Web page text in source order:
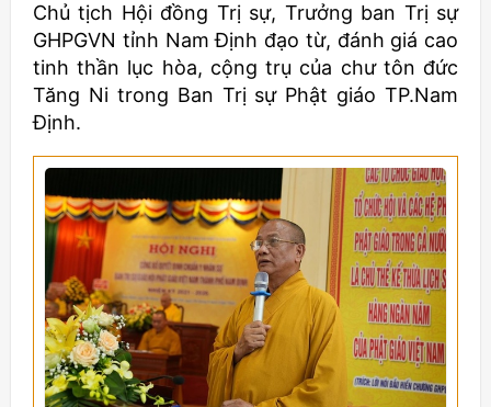
Chủ tịch Hội đồng Trị sự, Trưởng ban Trị sự
GHPGVN tỉnh Nam Định đạo từ, đánh giá cao
tinh thần lục hòa, cộng trụ của chư tôn đức
Tăng Ni trong Ban Trị sự Phật giáo TP.Nam
Định.